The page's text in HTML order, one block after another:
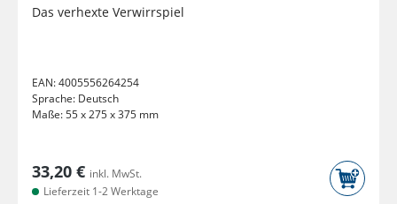
Das verhexte Verwirrspiel
EAN:4005556264254
Sprache: Deutsch
Maße:55 x 275 x 375 mm
33,20 € inkl. MwSt.
Lieferzeit 1-2 Werktage